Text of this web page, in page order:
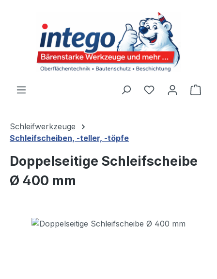
Du hast 0
Schleifwerkzeuge
Schleifscheiben, -teller, -töpfe
Doppelseitige Schleifscheibe
Ø 400 mm
Bildergalerie überspringen